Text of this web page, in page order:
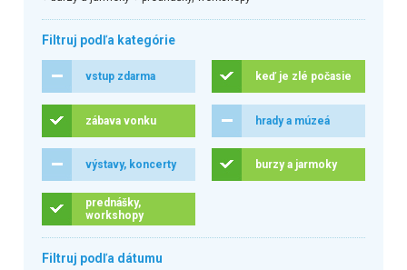
Filtruj podľa kategórie
vstup zdarma keď je zlé počasie
zábava vonku hrady a múzeá
výstavy, koncerty burzy a jarmoky
prednášky,
workshopy
Filtruj podľa dátumu